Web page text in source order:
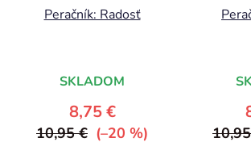
Peračník: Radosť
SKLADOM
8,75 €
10,95 € (–20 %)